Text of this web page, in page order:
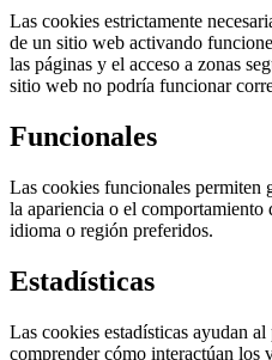
Las cookies estrictamente
de un sitio web activando
las páginas y el acceso a zonas
sitio web no podría funcionar
Funcionales
Las cookies funcionales permiten
la apariencia o el
idioma o región preferidos.
Estadísticas
Las cookies estadísticas ayudan
comprender cómo interactúan los